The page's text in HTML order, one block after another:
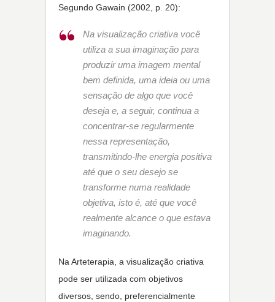
Segundo Gawain (2002, p. 20):
Na visualização criativa você
utiliza a sua imaginação para
produzir uma imagem mental
bem definida, uma ideia ou uma
sensação de algo que você
deseja e, a seguir, continua a
concentrar-se regularmente
nessa representação,
transmitindo-lhe energia positiva
até que o seu desejo se
transforme numa realidade
objetiva, isto é, até que você
realmente alcance o que estava
imaginando.
Na Arteterapia, a visualização criativa
pode ser utilizada com objetivos
diversos, sendo, preferencialmente